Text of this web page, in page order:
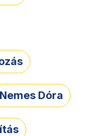
Nemes Dóra